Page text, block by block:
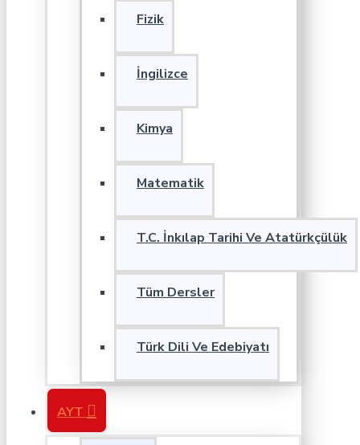
Fizik
İngilizce
Kimya
Matematik
T.C. İnkılap Tarihi Ve Atatürkçülük
Tüm Dersler
Türk Dili Ve Edebiyatı
AYT